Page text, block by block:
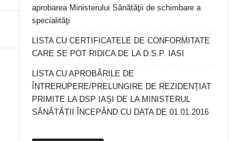
aprobarea Ministerului Sănătăţii de schimbare a
specialităţi
LISTA CU CERTIFICATELE DE CONFORMITATE
CARE SE POT RIDICA DE LA D.S.P. IASI
LISTA CU APROBĂRILE DE
ÎNTRERUPERE/PRELUNGIRE DE REZIDENȚIAT
PRIMITE LA DSP IAȘI DE LA MINISTERUL
SĂNĂTĂȚII ÎNCEPÂND CU DATA DE 01.01.2016